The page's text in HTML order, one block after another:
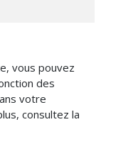
vous pouvez
des
votre
consultez la